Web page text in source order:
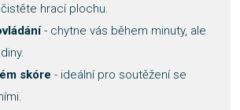
hrací plochu.
- chytne vás během minuty, ale
skóre - ideální pro soutěžení se